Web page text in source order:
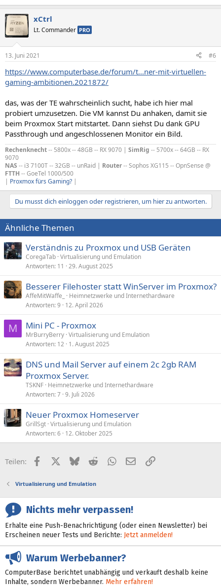
xCtrl
Lt. Commander PRO
13. Juni 2021 #6
https://www.computerbase.de/forum/t...ner-mit-virtuellen-
gaming-ambitionen.2021872/
das, was der TE wahrscheinlich sucht, habe ich hier mal
probiert umzusetzen. Die VM kannst Du anhaken, damit sie
beim Proxmox Start mitstartet. Dann siehst Du dank GPU
Passthrough und angeschlossenen Monitor ein Bild.
Rechenknecht-- 5800x -- 48GB -- RX 9070 | SimRig -- 5700x -- 64GB -- RX
9070
NAS -- i3 7100T -- 32GB -- unRaid | Router-- Sophos XG115 -- OpnSense @
FTTH -- GoeTel 1000/500
| Proxmox fürs Gaming? |
Du musst dich einloggen oder registrieren, um hier zu antworten.
Ähnliche Themen
Verständnis zu Proxmox und USB Geräten
CoregaTab Virtualisierung und Emulation
Antworten 11 29. August 2025
Besserer Filehoster statt WinServer im Proxmox?
AffeMitWaffe_
Heimnetzwerke und Internethardware
Antworten 9 12. April 2026
M Mini PC - Proxmox
MrBurryBerry Virtualisierung und Emulation
Antworten 12 1. August 2025
DNS und Mail Server auf einem 2c 2gb RAM
Proxmox Server.
TSKNF Heimnetzwerke und Internethardware
Antworten 7 9. Juli 2026
Neuer Proxmox Homeserver
GrillSgt Virtualisierung und Emulation
Antworten 6 12. Oktober 2025
Teilen: FacebookX (Twitter)
BlueskyRedditWhatsApp
E-MailLink
Virtualisierung und Emulation
Nichts mehr verpassen!
Erhalte eine Push-Benachrichtigung (oder einen Newsletter) bei
Erscheinen neuer Tests und Berichte: Jetzt anmelden!
Warum Werbebanner?
ComputerBase berichtet unabhängig und verkauft deshalb keine
Inhalte, sondern Werbebanner. Mehr erfahren!